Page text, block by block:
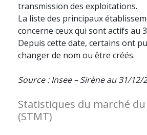
transmission des exploitations.
La liste des principaux
concerne ceux qui sont actifs au
Depuis cette date, certains ont
changer de nom ou être créés.
Source : Insee – Sirène au 31/12/
Statistiques du marché
(STMT)